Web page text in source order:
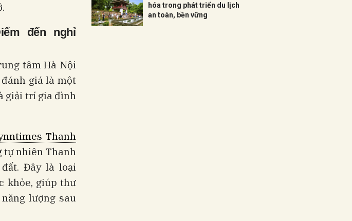
đến nghỉ
tâm Hà Nội
giá là một
giải trí gia đình
Thanh
tự nhiên Thanh
Đây là loại
khỏe, giúp thư
lượng sau
hóa trong phát triển du lịch
an toàn, bền vững